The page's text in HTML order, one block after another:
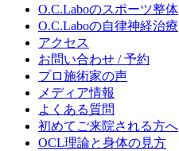
O.C.Laboのスポーツ整体
O.C.Laboの自律神経治療
アクセス
お問い合わせ / 予約
プロ施術家の声
メディア情報
よくある質問
初めてご来院される方へ
OCL理論と身体の見方